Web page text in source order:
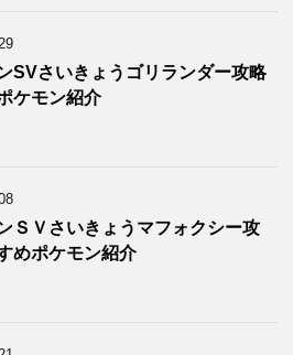
SVさいきょうゴリランダー攻略
ケモン紹介
ＳＶさいきょうマフォクシー攻
めポケモン紹介